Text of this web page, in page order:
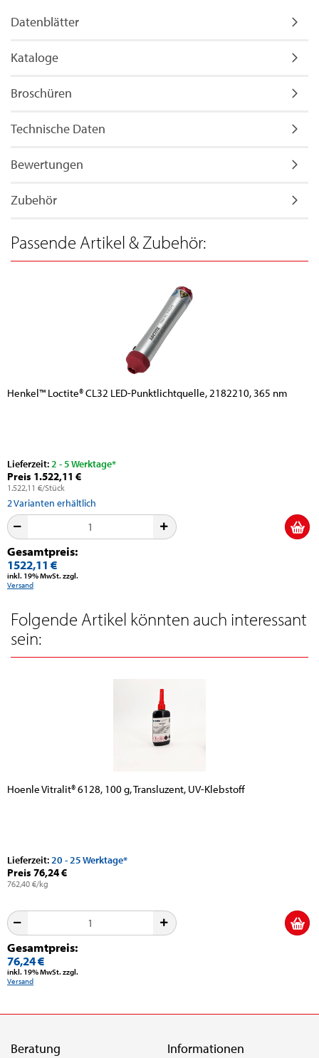
Datenblätter
Kataloge
Broschüren
Technische Daten
Bewertungen
Zubehör
Passende Artikel & Zubehör:
Henkel™ Loctite® CL32 LED-Punktlichtquelle, 2182210, 365 nm
Lieferzeit:2 - 5 Werktage*
Preis 1.522,11 €
1.522,11 €/Stück
2Varianten erhältlich
Gesamtpreis:
1522,11 €
inkl. 19% MwSt. zzgl.
Versand
Folgende Artikel könnten auch interessant
sein:
Hoenle Vitralit® 6128, 100 g, Transluzent, UV-Klebstoff
Lieferzeit:20 - 25 Werktage*
Preis 76,24 €
762,40 €/kg
Gesamtpreis:
76,24 €
inkl. 19% MwSt. zzgl.
Versand
Beratung
Informationen